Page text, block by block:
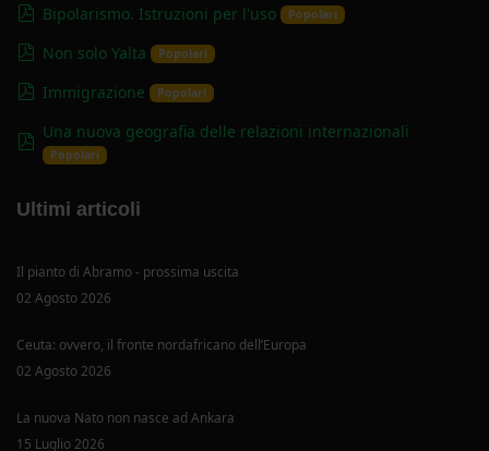
pdf
Bipolarismo. Istruzioni per l'uso Popolari
pdf
Non solo Yalta Popolari
pdf
Immigrazione Popolari
pdf
Una nuova geografia delle relazioni internazionali
Popolari
Ultimi articoli
Il pianto di Abramo - prossima uscita
02 Agosto 2026
Ceuta: ovvero, il fronte nordafricano dell’Europa
02 Agosto 2026
La nuova Nato non nasce ad Ankara
15 Luglio 2026